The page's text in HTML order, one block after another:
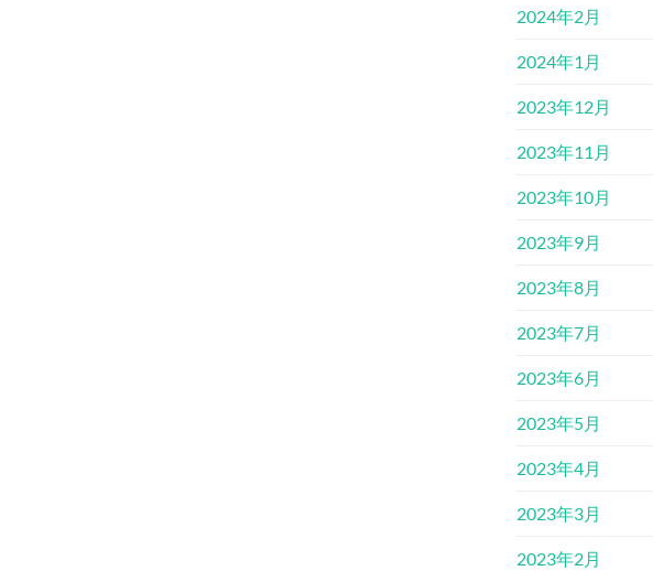
2024年2月
2024年1月
2023年12月
2023年11月
2023年10月
2023年9月
2023年8月
2023年7月
2023年6月
2023年5月
2023年4月
2023年3月
2023年2月